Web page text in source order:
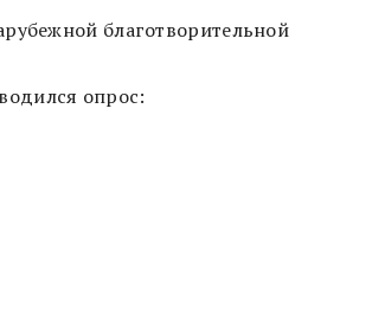
благотворительной
опрос: